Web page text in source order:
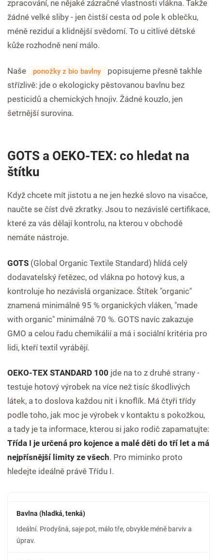
zpracování, ne nějaké zázračné vlastnosti vlákna. Takže
žádné velké sliby - jen čistší cesta od pole k oblečku,
méně reziduí a klidnější svědomí. To u citlivé dětské
kůže rozhodně není málo.
Naše ponožky z bio bavlny
popisujeme přesně takhle
střízlivě: jde o ekologicky pěstovanou bavlnu bez
pesticidů a chemických hnojiv. Žádné kouzlo, jen
šetrnější surovina.
GOTS a OEKO-TEX: co hledat na
štítku
Když chcete mít jistotu a ne jen hezké slovo na visačce,
naučte se číst dvě zkratky. Jsou to nezávislé certifikace,
které za vás dělají kontrolu, na kterou v obchodě
nemáte nástroje.
GOTS (Global Organic Textile Standard) hlídá celý
dodavatelský řetězec, od vlákna po hotový kus, a
kontroluje ho nezávislá organizace. Štítek "organic"
znamená minimálně 95 % organických vláken, "made
with organic" minimálně 70 %. GOTS navíc zakazuje
GMO a celou řadu chemikálií a má i sociální kritéria pro
lidi, kteří textil vyrábějí.
OEKO-TEX STANDARD 100 jde na to z druhé strany -
testuje hotový výrobek na více než tisíc škodlivých
látek, a to doslova každou nit i knoflík. Má čtyři třídy
podle toho, jak moc je výrobek v kontaktu s pokožkou,
a tady je ta informace, kterou si jako rodič zapamatujte:
Třída I je určená pro kojence a malé děti do tří let a má
nejpřísnější limity ze všech. Pro miminko proto
hledejte ideálně právě Třídu I.
Bavlna (hladká, tenká)
Ideální. Prodyšná, saje pot, málo tře, obvykle méně barviv a
úprav.